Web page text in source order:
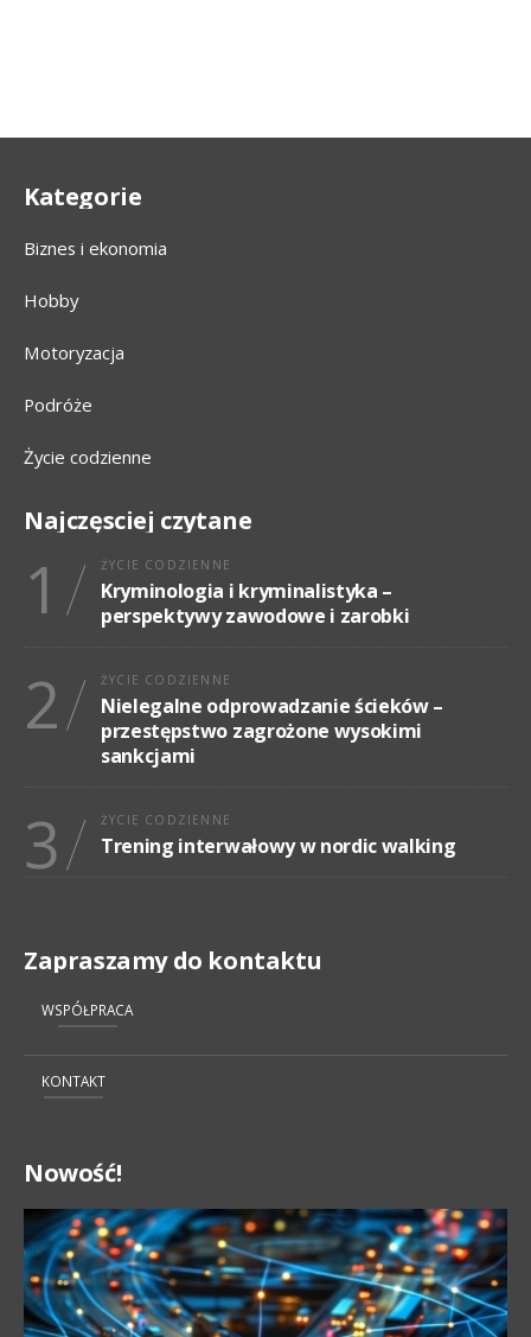
Kategorie
Biznes i ekonomia
Hobby
Motoryzacja
Podróże
Życie codzienne
Najczęsciej czytane
1 ŻYCIE CODZIENNE
Kryminologia i kryminalistyka –
perspektywy zawodowe i zarobki
2 ŻYCIE CODZIENNE
Nielegalne odprowadzanie ścieków –
przestępstwo zagrożone wysokimi
sankcjami
3 ŻYCIE CODZIENNE
Trening interwałowy w nordic walking
Zapraszamy do kontaktu
WSPÓŁPRACA
KONTAKT
Nowość!